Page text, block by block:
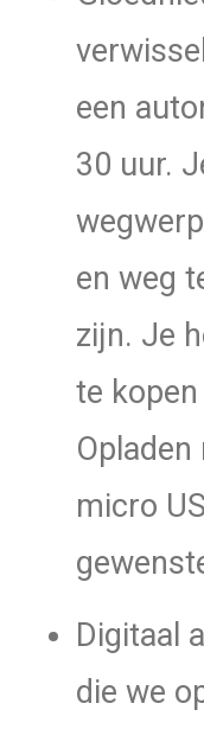
een
30 uur.
en weg
zijn. Je
te
micro
Digitaal
die we